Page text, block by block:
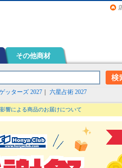
その他商材
ッターズ 2027 六星占術 2027
響による商品のお届けについて